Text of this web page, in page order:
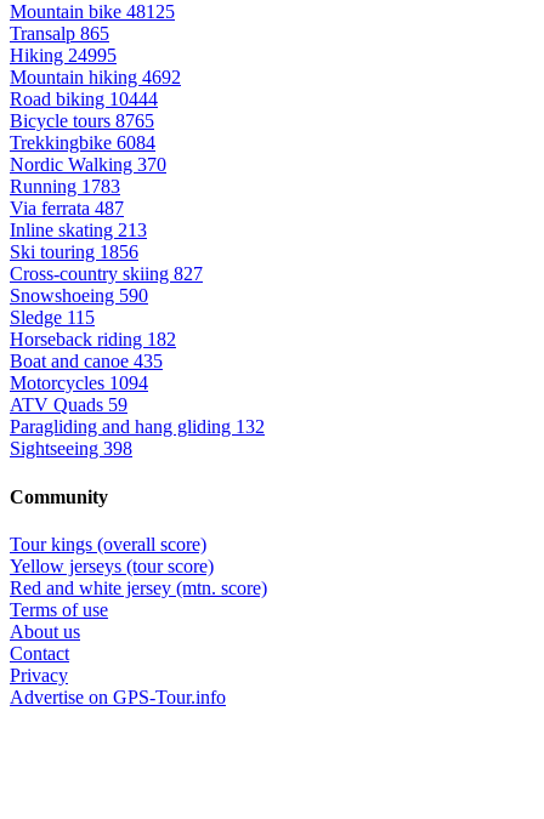
Mountain bike 48125
Transalp 865
Hiking 24995
Mountain hiking 4692
Road biking 10444
Bicycle tours 8765
Trekkingbike 6084
Nordic Walking 370
Running 1783
Via ferrata 487
Inline skating 213
Ski touring 1856
Cross-country skiing 827
Snowshoeing 590
Sledge 115
Horseback riding 182
Boat and canoe 435
Motorcycles 1094
ATV Quads 59
Paragliding and hang gliding 132
Sightseeing 398
Community
Tour kings (overall score)
Yellow jerseys (tour score)
Red and white jersey (mtn. score)
Terms of use
About us
Contact
Privacy
Advertise on GPS-Tour.info